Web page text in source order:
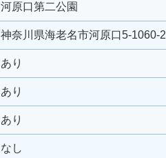
河原口第二公園
神奈川県海老名市河原口5-1060-2
あり
あり
あり
なし